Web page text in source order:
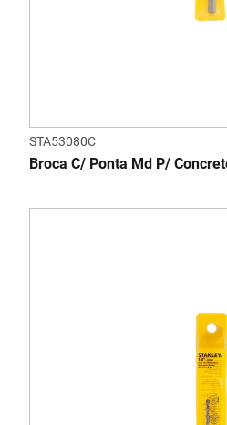
STA53080C
Broca C/ Ponta Md P/